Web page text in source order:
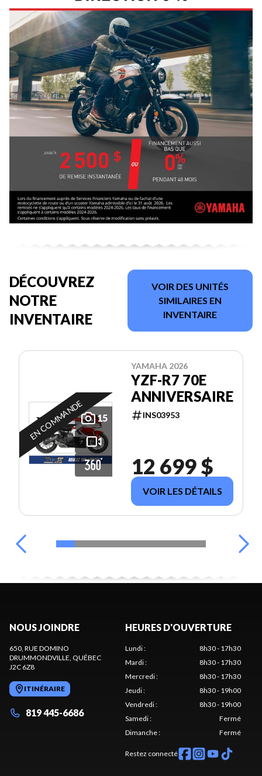
DÉCOUVREZ
NOTRE
INVENTAIRE
VOIR DES UNITÉS
SIMILAIRES EN
INVENTAIRE
15
EN COMMANDE
YAMAHA 2026
YZF-R7 70E
ANNIVERSAIRE
INS03953
12 699 $
VOIR LES DÉTAILS
NOUS JOINDRE
650, RUE DOMINO
DRUMMONDVILLE , QUÉBEC
J2C 6Z8
ITINÉRAIRE
819 445-6686
HEURES D'OUVERTURE
Lundi:
8h30 - 17h30
Mardi:
8h30 - 17h30
Mercredi:
8h30 - 17h30
Jeudi:
8h30 - 19h00
Vendredi:
8h30 - 19h00
Samedi:
Fermé
Dimanche: Fermé
Restez connecté